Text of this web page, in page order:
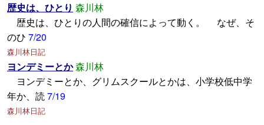
歴史は、ひとり 森川林
歴史は、ひとりの人間の確信によって動く。 なぜ、そ
のひ 7/20
森川林日記
ヨンデミーとか森川林
ヨンデミーとか、グリムスクールとかは、小学校低中学
年か、読7/19
森川林日記